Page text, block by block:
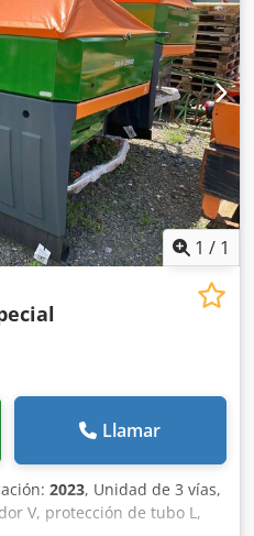
1 / 1
Llamar
2023, Unidad de 3 vías,
V, protección de tubo L,